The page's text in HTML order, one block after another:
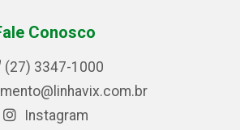
Conosco
(27) 3347-1000
Instagram